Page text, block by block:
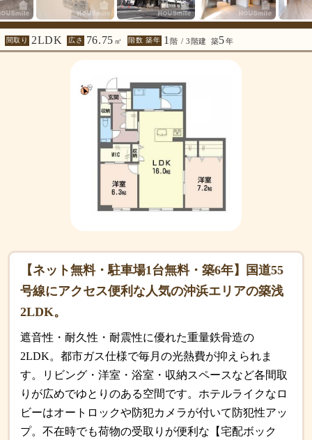
間取り 2LDK 広さ 76.75 ㎡ 階数 築年 1 階 / 3階建 築5年
【ネット無料・駐車場1台無料・築6年】国道55
号線にアクセス便利な人気の沖浜エリアの築浅
2LDK。
遮音性・耐久性・耐震性に優れた重量鉄骨造の
2LDK。都市ガス仕様で毎月の光熱費が抑えられま
す。リビング・洋室・浴室・収納スペースなど各間取
りが広めでゆとりのある空間です。ホテルライクなロ
ビーはオートロックや防犯カメラが付いて防犯性アッ
プ。不在時でも荷物の受取りが便利な【宅配ボック